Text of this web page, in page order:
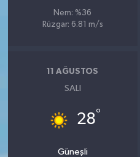
Nem: %36
Rüzgar: 6.81 m/s
11 AĞUSTOS
SALI
28°
Güneşli